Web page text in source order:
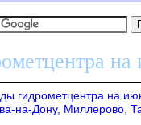
гидрометцентра на
на-Дону, Миллерово,